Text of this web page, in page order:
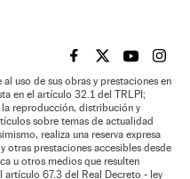
EL PAÍS BRASIL EN
EL PAÍSEL PAÍS
EL
uso de sus obras y prestaciones en
en el artículo 32.1 del TRLPI;
la reproducción, distribución y
sobre temas de actualidad
realiza una reserva expresa
otras prestaciones accesibles desde
u otros medios que resulten
67.3 del Real Decreto - ley